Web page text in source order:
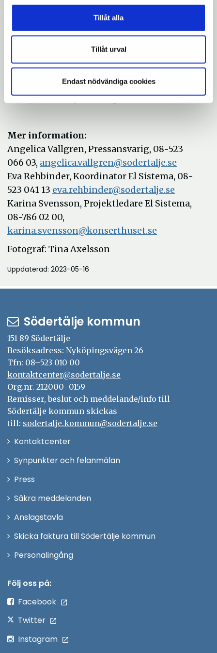
Tillåt alla
Tillåt urval
Endast nödvändiga cookies
* Ambitionen är att nå även de familjer som
inte i vanliga fall nås av Kulturskolans
verksamhet.
* Undervisningen är frivillig, kostnadsfri
* Barnen har tre till fyra ensemblelektioner
per vecka och möts dessutom på en
familjekväll varje torsdag.
Mer information:
Angelica Vallgren, Pressansvarig, 08-523
066 03, angelica.vallgren@sodertalje.se
Eva Rehbinder, Koordinator El Sistema, 08-
523 041 13 eva.rehbinder@sodertalje.se
Karina Svensson, Projektledare El Sistema,
08-786 02 00,
karina.svensson@konserthuset.se
Fotograf: Tina Axelsson
Uppdaterad: 2023-05-16
Södertälje kommun
151 89 Södertälje
Besöksadress: Nyköpingsvägen 26
Tfn: 08–523 010 00
kontaktcenter@sodertalje.se
Org.nr. 212000–0159
Remisser, beslut och meddelande/info till
Södertälje kommun skickas
till: sodertalje.kommun@sodertalje.se
KontaktcenterÖppna
Synpunkter och felanmälan
Press
fönster
Säkra meddelanden
Anslagstavla
Skicka faktura till Södertälje kommun
PersonalingångÖppna
Följ oss på:
Facebook
Twitter
Instagram